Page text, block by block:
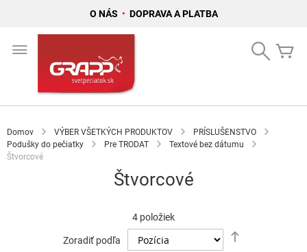
O NÁS • DOPRAVA A PLATBA
Search
Domov VÝBER VŠETKÝCH PRODUKTOV
PRÍSLUŠENSTVO
Podušky do pečiatky
Pre TRODAT
Textové bez dátumu
Štvorcové
Štvorcové
4 položiek
Zoradiť podľa